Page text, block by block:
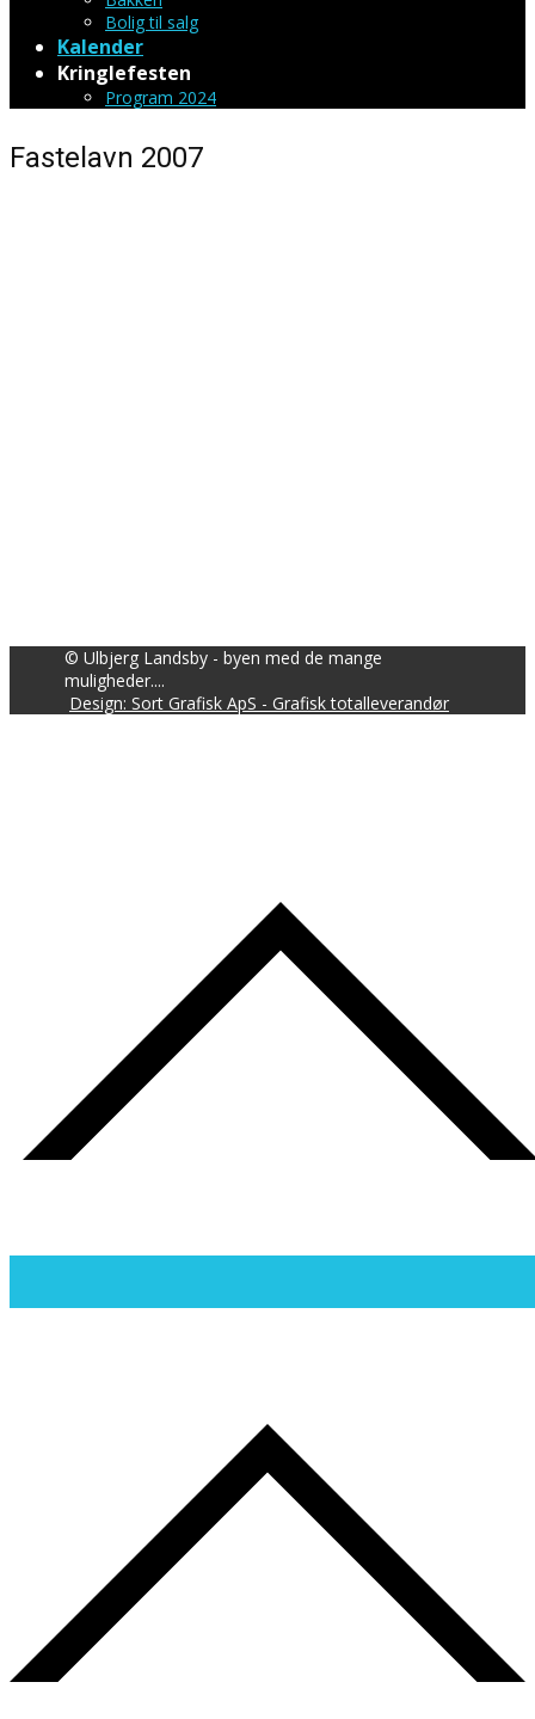
Bolig til salg
Kalender
Kringlefesten
Program 2024
Fastelavn 2007
© Ulbjerg Landsby - byen med de mange
muligheder....
Design: Sort Grafisk ApS - Grafisk totalleverandør